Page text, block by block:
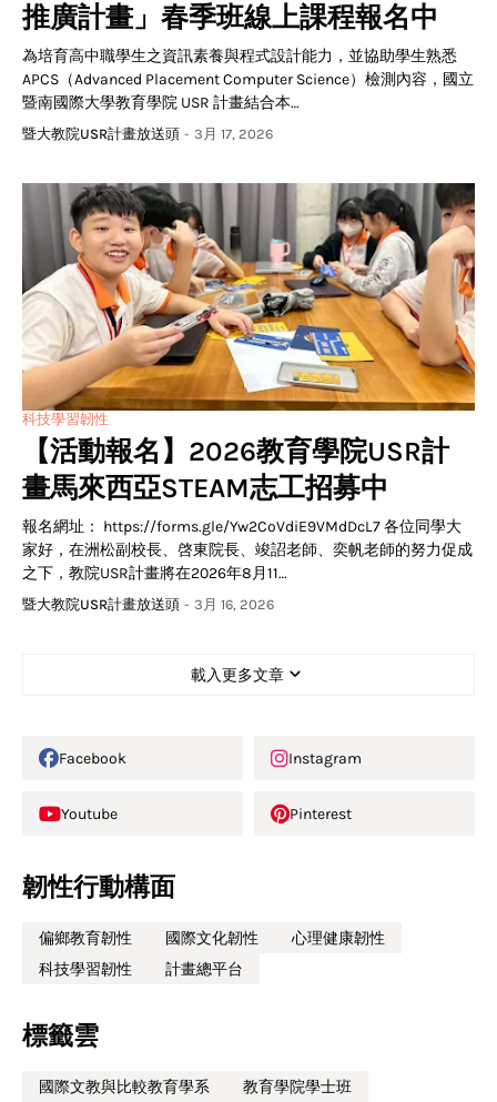
推廣計畫」春季班線上課程報名中
為培育高中職學生之資訊素養與程式設計能力，並協助學生熟悉
APCS（Advanced Placement Computer Science）檢測內容，國立
暨南國際大學教育學院 USR 計畫結合本…
暨大教院USR計畫放送頭 - 3月 17, 2026
科技學習韌性
【活動報名】2026教育學院USR計
畫馬來西亞STEAM志工招募中
報名網址： https://forms.gle/Yw2CoVdiE9VMdDcL7 各位同學大
家好，在洲松副校長、啓東院長、竣詔老師、奕帆老師的努力促成
之下，教院USR計畫將在2026年8月11…
暨大教院USR計畫放送頭 - 3月 16, 2026
載入更多文章
Facebook Instagram
Youtube Pinterest
韌性行動構面
偏鄉教育韌性 國際文化韌性
心理健康韌性
科技學習韌性
計畫總平台
標籤雲
國際文教與比較教育學系
教育學院學士班